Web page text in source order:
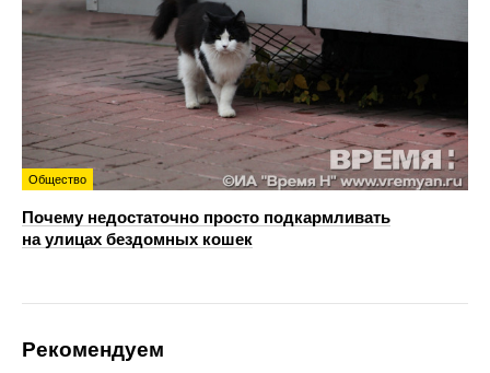
Общество
Почему недостаточно просто подкармливать
на улицах бездомных кошек
Рекомендуем